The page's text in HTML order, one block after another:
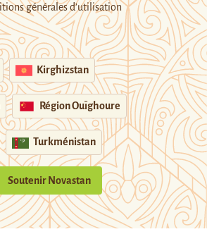
générales d’utilisation
Kirghizstan
Région Ouïghoure
Turkménistan
Soutenir Novastan